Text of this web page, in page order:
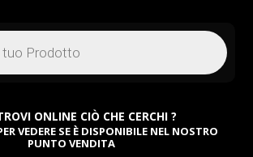
ONLINE CIÒ CHE CERCHI ?
VEDERE SE È DISPONIBILE NEL NOSTRO
PUNTO VENDITA